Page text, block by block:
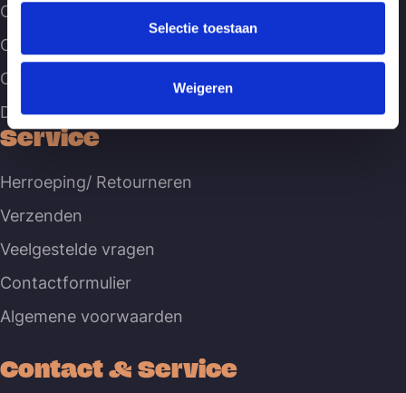
Selectie toestaan
Weigeren
Over Terre des Hommes
Onze partners
Over Tutu het olifantje
Duurzaam gemaakt voor jou en voor de wereld
Service
Herroeping/ Retourneren
Verzenden
Veelgestelde vragen
Contactformulier
Algemene voorwaarden
Contact & Service